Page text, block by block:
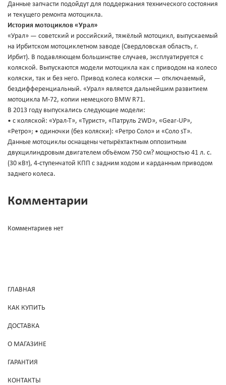
Данные запчасти подойдут для поддержания технического состояния
и текущего ремонта мотоцикла.
История мотоциклов «Урал»
«Урал» — советский и российский, тяжёлый мотоцикл, выпускаемый
на Ирбитском мотоциклетном заводе (Свердловская область, г.
Ирбит). В подавляющем большинстве случаев, эксплуатируется с
коляской. Выпускаются модели мотоцикла как с приводом на колесо
коляски, так и без него. Привод колеса коляски — отключаемый,
бездифференциальный. «Урал» является дальнейшим развитием
мотоцикла М-72, копии немецкого BMW R71.
В 2013 году выпускались следующие модели:
• с коляской: «Урал-Т», «Турист», «Патруль 2WD», «Gear-UP»,
«Ретро»; • одиночки (без коляски): «Ретро Соло» и «Соло sT».
Данные мотоциклы оснащены четырёхтактным оппозитным
двухцилиндровым двигателем объёмом 750 см? мощностью 41 л. с.
(30 кВт), 4-ступенчатой КПП с задним ходом и карданным приводом
заднего колеса.
Комментарии
Комментариев нет
ГЛАВНАЯ
КАК КУПИТЬ
ДОСТАВКА
О МАГАЗИНЕ
ГАРАНТИЯ
КОНТАКТЫ